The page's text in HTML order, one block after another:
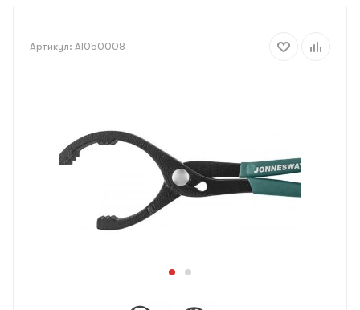
Артикул: AI050008